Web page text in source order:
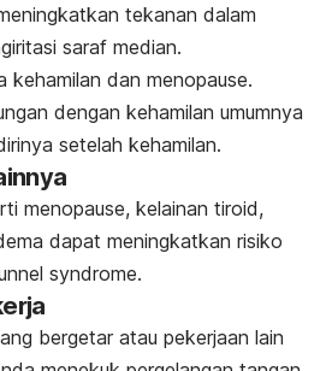
tekanan dalam
saraf median.
kehamilan dan menopause.
dengan kehamilan umumnya
setelah kehamilan.
menopause, kelainan tiroid,
dapat meningkatkan risiko
syndrome.
bergetar atau pekerjaan lain